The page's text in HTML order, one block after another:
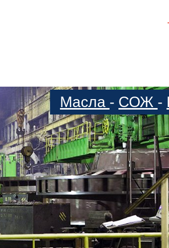
Масла - СОЖ -